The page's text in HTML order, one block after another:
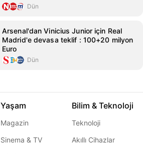
Dün
Arsenal'dan Vinicius Junior için Real
Madrid'e devasa teklif : 100+20 milyon
Euro
Dün
Yaşam
Magazin
Sinema & TV
Bilim & Teknoloji
Teknoloji
Akıllı Cihazlar